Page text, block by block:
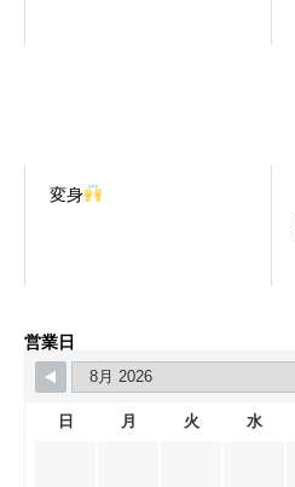
変身
営業日
日 月 火 水